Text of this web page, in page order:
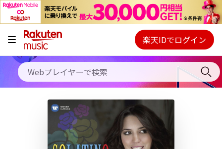
キャンペーン
料金プラン
使い方
初回30日間無料お試し
Webプレイヤー
ご契約内容の確認・変更
楽天IDでログイン